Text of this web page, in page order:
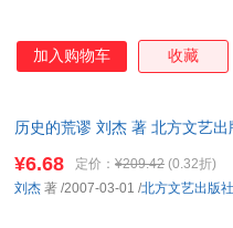
加入购物车 收藏
历史的荒谬 刘杰 著 北方文艺
¥6.68 定价： ¥209.42 (0.32折)
刘杰 著 /2007-03-01 /北方文艺出版社